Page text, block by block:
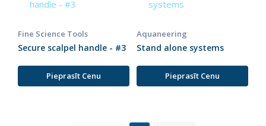
Fine Science Tools
Secure scalpel handle - #3
Pieprasīt Cenu
Aquaneering
Stand alone systems
Pieprasīt Cenu